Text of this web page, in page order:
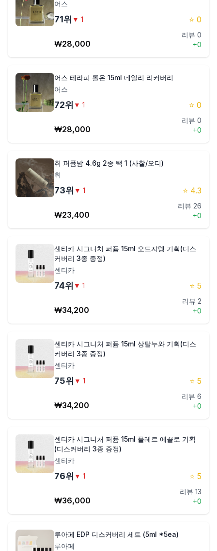
어스
71위 ▼ 1 ⭐ 0
₩28,000
리뷰 0
+0
어스 테라피 롤온 15ml 데일리 리커버리
어스
72위 ▼ 1 ⭐ 0
₩28,000
리뷰 0
+0
취 퍼퓸밤 4.6g 2종 택 1 (사찰/오디)
취
73위 ▼ 1 ⭐ 4.3
₩23,400
리뷰 26
+0
센티카 시그니처 퍼퓸 15ml 오드쟈뎅 기획(디스
커버리 3종 증정)
센티카
74위 ▼ 1 ⭐ 5
₩34,200
리뷰 2
+0
센티카 시그니처 퍼퓸 15ml 상탈누와 기획(디스
커버리 3종 증정)
센티카
75위 ▼ 1 ⭐ 5
₩34,200
리뷰 6
+0
센티카 시그니처 퍼퓸 15ml 플레르 에끌로 기획
(디스커버리 3종 증정)
센티카
76위 ▼ 1 ⭐ 5
₩36,000
리뷰 13
+0
루아페 EDP 디스커버리 세트 (5ml *5ea)
루아페